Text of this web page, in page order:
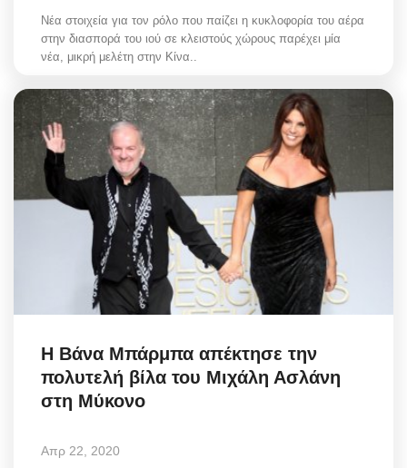
Νέα στοιχεία για τον ρόλο που παίζει η κυκλοφορία του αέρα
στην διασπορά του ιού σε κλειστούς χώρους παρέχει μία
νέα, μικρή μελέτη στην Κίνα..
Η Βάνα Μπάρμπα απέκτησε την
πολυτελή βίλα του Μιχάλη Ασλάνη
στη Μύκονο
Απρ 22, 2020